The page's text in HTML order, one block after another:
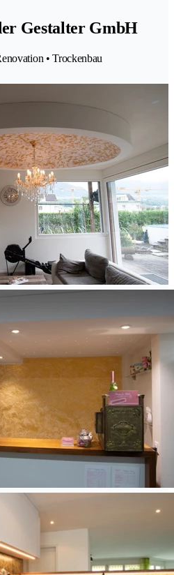
Gestalter GmbH
• Trockenbau